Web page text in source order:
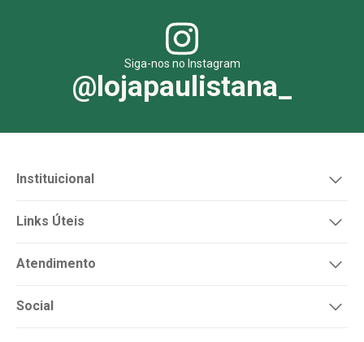
Siga-nos no Instagram
@lojapaulistana_
Instituicional
Links Úteis
Atendimento
Social